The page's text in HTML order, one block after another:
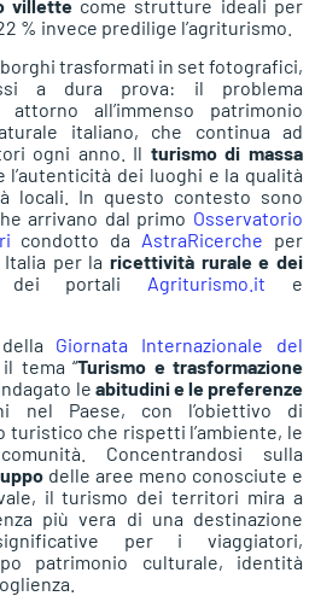
villettecome strutture ideali per
% invece predilige l’agriturismo.
trasformati in set fotografici,
a dura prova: il problema
all’immenso patrimonio
italiano, che continua ad
ogni anno. Il turismo di massa
dei luoghi e la qualità
locali. In questo contesto sono
arrivano dal primo Osservatorio
condotto da AstraRicerche per
per la ricettività rurale e dei
dei portali Agriturismo.it e
Giornata Internazionale del
tema “Turismo e trasformazione
le abitudini e le preferenze
nel Paese, con l’obiettivo di
turistico che rispetti l’ambiente, le
Concentrandosi sulla
delle aree meno conosciute e
il turismo dei territori mira a
più vera di una destinazione
per i viaggiatori,
patrimonio culturale, identità